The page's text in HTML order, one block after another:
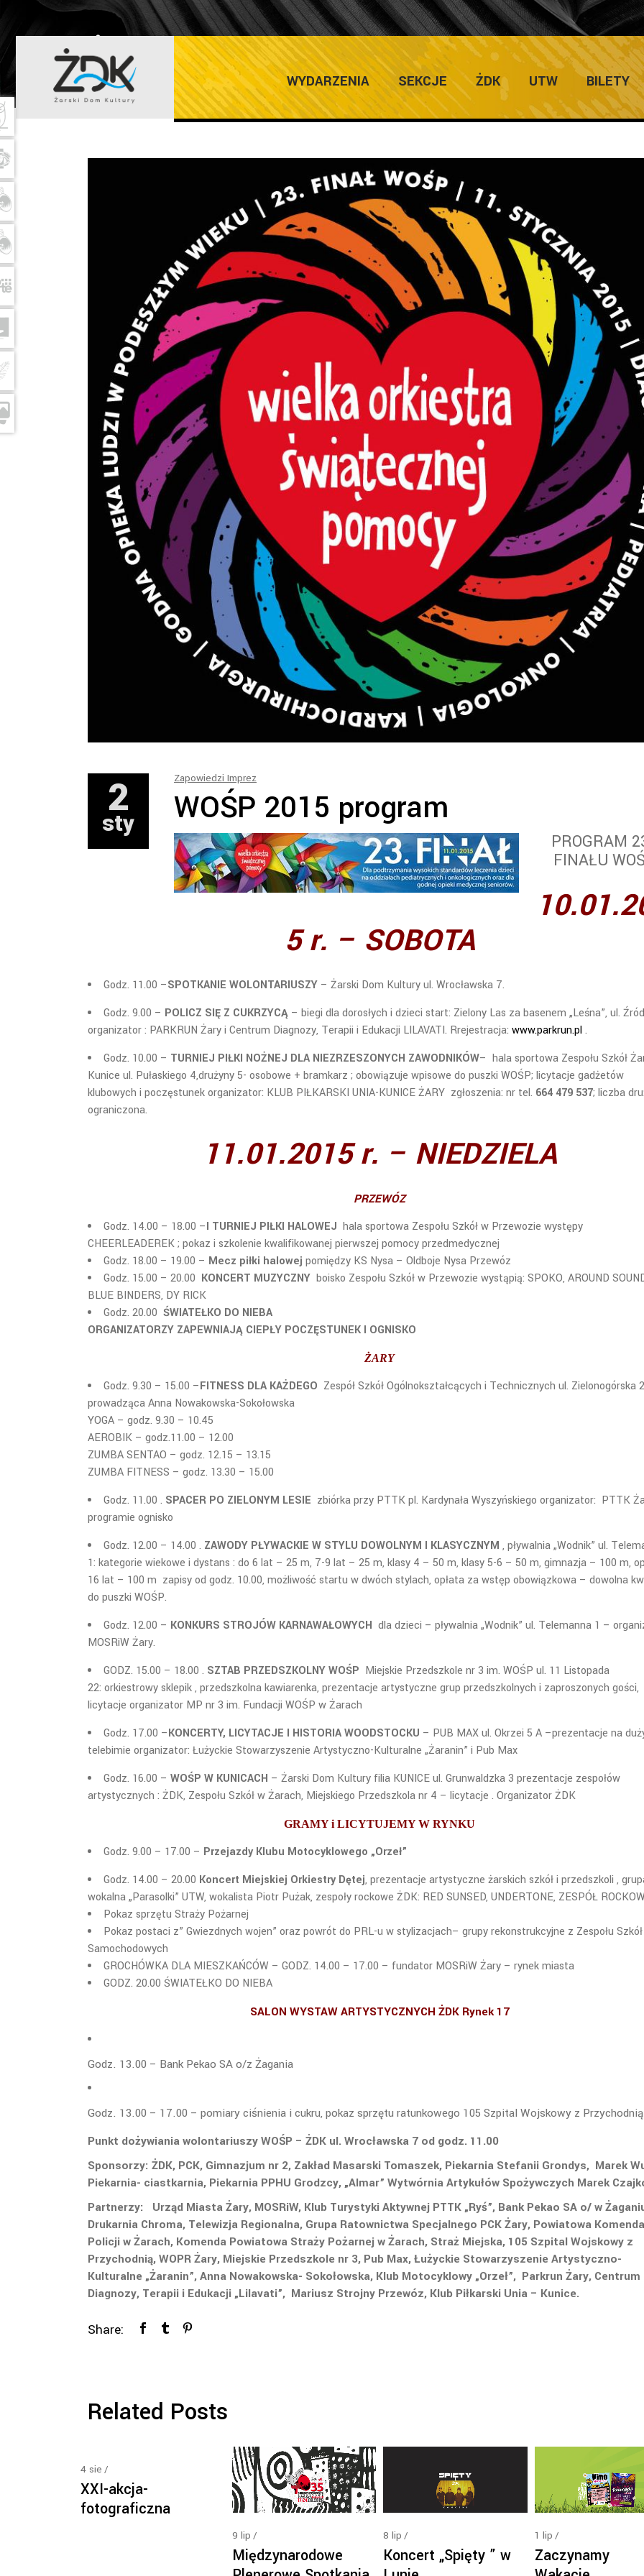
WYDARZENIA SEKCJE ŻDK UTW BILETY
ŻARSKI DOM KULTURY
2
sty
Zapowiedzi Imprez
WOŚP 2015 program
PROGRAM
FINAŁU
5 r. – SOBOTA
Godz. 11.00 –SPOTKANIE WOLONTARIUSZY – Żarski Dom Kultury ul. Wrocławska 7.
Godz. 9.00 – POLICZ SIĘ Z CUKRZYCĄ – biegi dla dorosłych i dzieci start: Zielony Las za basenem „Leśna”, ul.
organizator : PARKRUN Żary i Centrum Diagnozy, Terapii i Edukacji LILAVATI. Rrejestracja: www.parkrun.pl.
Godz. 10.00 – TURNIEJ PIŁKI NOŻNEJ DLA NIEZRZESZONYCH ZAWODNIKÓW– hala sportowa Zespołu Szkół
Kunice ul. Pułaskiego 4,drużyny 5- osobowe + bramkarz ; obowiązuje wpisowe do puszki WOŚP; licytacje gadżetów
klubowych i poczęstunek organizator: KLUB PIŁKARSKI UNIA-KUNICE ŻARY zgłoszenia: nr tel. 664 479 537; liczba
ograniczona.
11.01.2015 r. – NIEDZIELA
PRZEWÓZ
Godz. 14.00 – 18.00 –I TURNIEJ PIŁKI HALOWEJ hala sportowa Zespołu Szkół w Przewozie występy
CHEERLEADEREK ; pokaz i szkolenie kwalifikowanej pierwszej pomocy przedmedycznej
Godz. 18.00 – 19.00 – Mecz piłki halowej pomiędzy KS Nysa – Oldboje Nysa Przewóz
Godz. 15.00 – 20.00 KONCERT MUZYCZNY boisko Zespołu Szkół w Przewozie wystąpią: SPOKO, AROUND
BLUE BINDERS, DY RICK
Godz. 20.00 ŚWIATEŁKO DO NIEBA
ORGANIZATORZY ZAPEWNIAJĄ CIEPŁY POCZĘSTUNEK I OGNISKO
ŻARY
Godz. 9.30 – 15.00 –FITNESS DLA KAŻDEGO Zespół Szkół Ogólnokształcących i Technicznych ul. Zielonogórska
prowadząca Anna Nowakowska-Sokołowska
YOGA – godz. 9.30 – 10.45
AEROBIK – godz.11.00 – 12.00
ZUMBA SENTAO – godz. 12.15 – 13.15
ZUMBA FITNESS – godz. 13.30 – 15.00
Godz. 11.00 . SPACER PO ZIELONYM LESIE zbiórka przy PTTK pl. Kardynała Wyszyńskiego organizator: PTTK
programie ognisko
Godz. 12.00 – 14.00 . ZAWODY PŁYWACKIE W STYLU DOWOLNYM I KLASYCZNYM , pływalnia „Wodnik” ul.
1: kategorie wiekowe i dystans : do 6 lat – 25 m, 7-9 lat – 25 m, klasy 4 – 50 m, klasy 5-6 – 50 m, gimnazja – 100 m,
16 lat – 100 m zapisy od godz. 10.00, możliwość startu w dwóch stylach, opłata za wstęp obowiązkowa – dowolna
do puszki WOŚP.
Godz. 12.00 – KONKURS STROJÓW KARNAWAŁOWYCH dla dzieci – pływalnia „Wodnik” ul. Telemanna 1 –
MOSRiW Żary.
GODZ. 15.00 – 18.00 . SZTAB PRZEDSZKOLNY WOŚP Miejskie Przedszkole nr 3 im. WOŚP ul. 11 Listopada
22: orkiestrowy sklepik , przedszkolna kawiarenka, prezentacje artystyczne grup przedszkolnych i zaproszonych gości,
licytacje organizator MP nr 3 im. Fundacji WOŚP w Żarach
Godz. 17.00 –KONCERTY, LICYTACJE I HISTORIA WOODSTOCKU – PUB MAX ul. Okrzei 5 A –prezentacje na
telebimie organizator: Łużyckie Stowarzyszenie Artystyczno-Kulturalne „Żaranin” i Pub Max
Godz. 16.00 – WOŚP W KUNICACH – Żarski Dom Kultury filia KUNICE ul. Grunwaldzka 3 prezentacje zespołów
artystycznych : ŻDK, Zespołu Szkół w Żarach, Miejskiego Przedszkola nr 4 – licytacje . Organizator ŻDK
GRAMY i LICYTUJEMY W RYNKU
Godz. 9.00 – 17.00 – Przejazdy Klubu Motocyklowego „Orzeł”
Godz. 14.00 – 20.00 Koncert Miejskiej Orkiestry Dętej, prezentacje artystyczne żarskich szkół i przedszkoli ,
wokalna „Parasolki” UTW, wokalista Piotr Pużak, zespoły rockowe ŻDK: RED SUNSED, UNDERTONE, ZESPÓŁ
Pokaz sprzętu Straży Pożarnej
Pokaz postaci z” Gwiezdnych wojen” oraz powrót do PRL-u w stylizacjach– grupy rekonstrukcyjne z Zespołu Szkół
Samochodowych
GROCHÓWKA DLA MIESZKAŃCÓW – GODZ. 14.00 – 17.00 – fundator MOSRiW Żary – rynek miasta
GODZ. 20.00 ŚWIATEŁKO DO NIEBA
SALON WYSTAW ARTYSTYCZNYCH ŻDK Rynek 17
Godz. 13.00 – Bank Pekao SA o/z Żagania
Godz. 13.00 – 17.00 – pomiary ciśnienia i cukru, pokaz sprzętu ratunkowego 105 Szpital Wojskowy z Przychodnią
Punkt dożywiania wolontariuszy WOŚP – ŻDK ul. Wrocławska 7 od godz. 11.00
Sponsorzy: ŻDK, PCK, Gimnazjum nr 2, Zakład Masarski Tomaszek, Piekarnia Stefanii Grondys, Marek
Piekarnia- ciastkarnia, Piekarnia PPHU Grodzcy, „Almar” Wytwórnia Artykułów Spożywczych Marek
Partnerzy: Urząd Miasta Żary, MOSRiW, Klub Turystyki Aktywnej PTTK „Ryś”, Bank Pekao SA o/ w
Drukarnia Chroma, Telewizja Regionalna, Grupa Ratownictwa Specjalnego PCK Żary, Powiatowa Komenda
Policji w Żarach, Komenda Powiatowa Straży Pożarnej w Żarach, Straż Miejska, 105 Szpital Wojskowy z
Przychodnią, WOPR Żary, Miejskie Przedszkole nr 3, Pub Max, Łużyckie Stowarzyszenie Artystyczno-
Kulturalne „Żaranin”, Anna Nowakowska- Sokołowska, Klub Motocyklowy „Orzeł”, Parkrun Żary, Centrum
Diagnozy, Terapii i Edukacji „Lilavati”, Mariusz Strojny Przewóz, Klub Piłkarski Unia – Kunice.
Share:
Related Posts
4 sie
XXI-akcja-
fotograficzna
9 lip
Międzynarodowe
8 lip
Koncert „Spięty ” w
1 lip
Zaczynamy